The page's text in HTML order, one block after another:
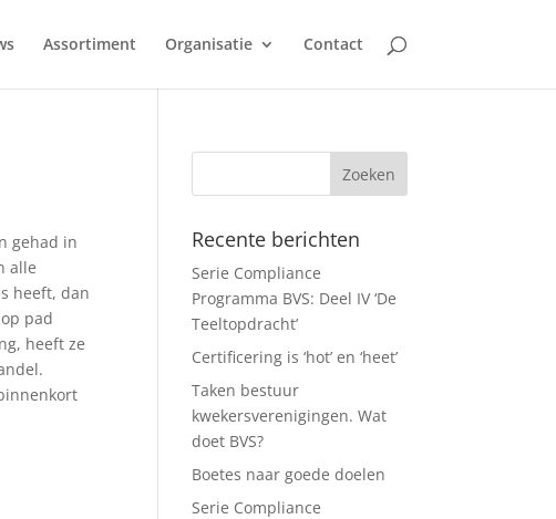
Assortiment Organisatie Contact
gehad in
alle
heeft, dan
pad
heeft ze
Recente berichten
Serie Compliance
Programma BVS: Deel IV ‘De
Teeltopdracht’
Certificering is ‘hot’ en ‘heet’
Taken bestuur
kwekersverenigingen. Wat
doet BVS?
Boetes naar goede doelen
Serie Compliance